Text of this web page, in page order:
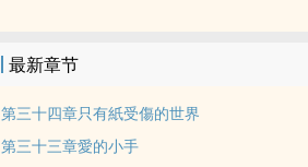
最新章节
第三十四章只有紙受傷的世界
第三十三章愛的小手